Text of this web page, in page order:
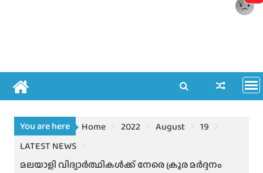
You are here Home 2022 August
19
LATEST NEWS
മലയാളി വിദ്യാർത്ഥികൾക്ക് നേരെ ക്രൂര മർദ്ദനം